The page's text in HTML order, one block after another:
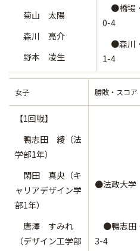
菊山 太陽
森川 亮介
野本 凌生
●橋場
0-4
●森川
1-4
女子 勝敗・スコア
【1回戦】
鴨志田 綾（法
学部1年）
閑田 真央（キ
ャリアデザイン学
部1年）
唐澤 すみれ
（デザイン工学部
●法政大
●鴨志田
3-4